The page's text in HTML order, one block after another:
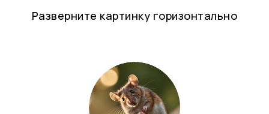
Разверните картинку горизонтально